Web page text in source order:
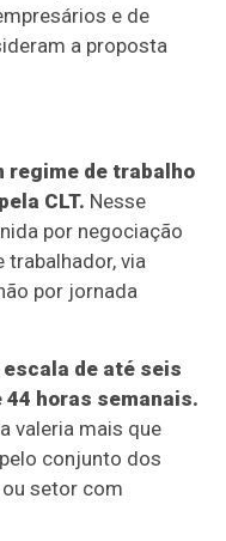
e de
a proposta
regime de trabalho
CLT. Nesse
por negociação
trabalhador, via
por jornada
escala de até seis
44 horas semanais.
valeria mais que
conjunto dos
setor com